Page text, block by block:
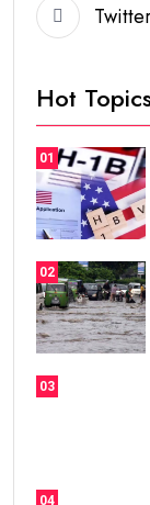
Hot
01
02
03
04